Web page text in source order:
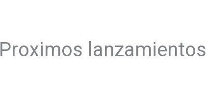
Proximos lanzamientos